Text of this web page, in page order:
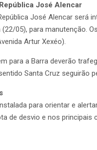
José Alencar
José Alencar será
05), para manutenção.
Artur Xexéo).
para a Barra deverão
Santa Cruz seguirão
para orientar e
de desvio e nos principais